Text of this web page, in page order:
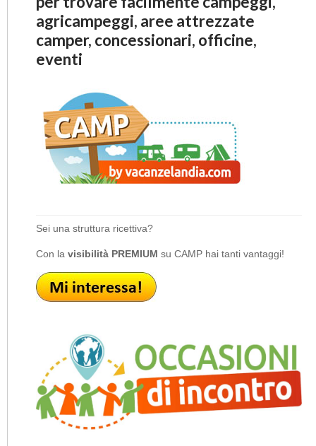
agricampeggi, aree attrezzate
camper, concessionari, officine,
eventi
Sei una struttura ricettiva?
Con la visibilità PREMIUM su CAMP hai tanti vantaggi!